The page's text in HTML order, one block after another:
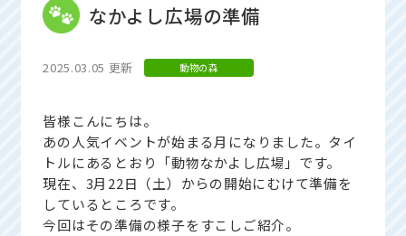
なかよし広場の準備
2025.03.05 更新 動物の森
皆様こんにちは。
あの人気イベントが始まる月になりました。タイ
トルにあるとおり「動物なかよし広場」です。
現在、3月22日（土）からの開始にむけて準備を
しているところです。
今回はその準備の様子をすこしご紹介。